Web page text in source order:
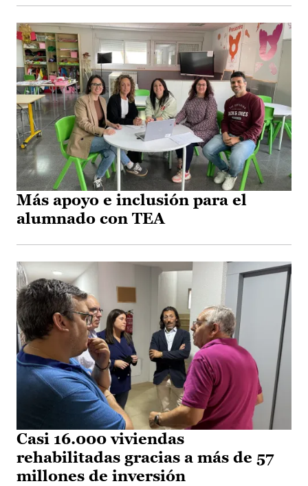
Más apoyo e inclusión para el
alumnado con TEA
Casi 16.000 viviendas
rehabilitadas gracias a más de 57
millones de inversión